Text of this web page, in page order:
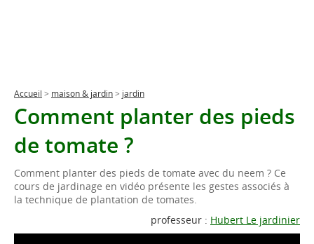
Accueil > maison & jardin> jardin
Comment planter des pieds
de tomate ?
Comment planter des pieds de tomate avec du neem ? Ce
cours de jardinage en vidéo présente les gestes associés à
la technique de plantation de tomates.
professeur : Hubert Le jardinier